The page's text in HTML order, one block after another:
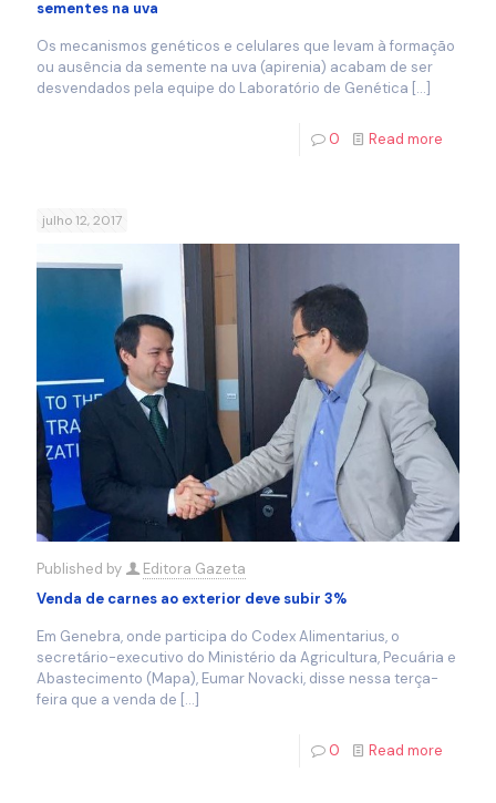
sementes na uva
Os mecanismos genéticos e celulares que levam à formação
ou ausência da semente na uva (apirenia) acabam de ser
desvendados pela equipe do Laboratório de Genética […]
0 Read more
julho 12, 2017
Published by
Editora Gazeta
Venda de carnes ao exterior deve subir 3%
Em Genebra, onde participa do Codex Alimentarius, o
secretário-executivo do Ministério da Agricultura, Pecuária e
Abastecimento (Mapa), Eumar Novacki, disse nessa terça-
feira que a venda de […]
0 Read more